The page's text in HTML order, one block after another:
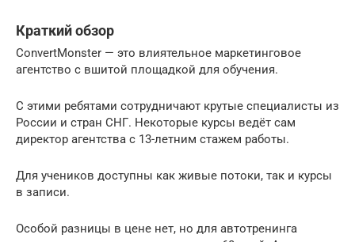
Краткий обзор
ConvertMonster — это влиятельное маркетинговое
агентство с вшитой площадкой для обучения.
С этими ребятами сотрудничают крутые специалисты из
России и стран СНГ. Некоторые курсы ведёт сам
директор агентства с 13-летним стажем работы.
Для учеников доступны как живые потоки, так и курсы
в записи.
Особой разницы в цене нет, но для автотренинга